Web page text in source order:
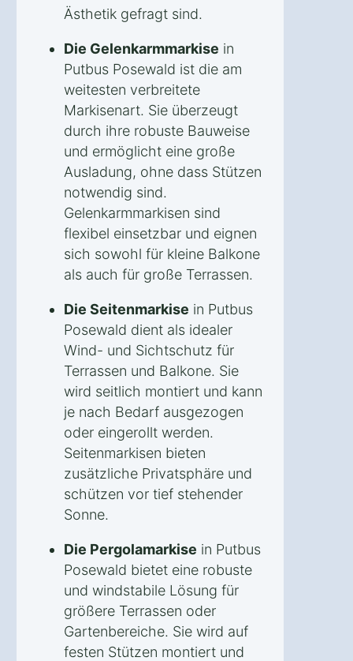
Ästhetik gefragt sind.
Die Gelenkarmmarkise in
Putbus Posewald ist die am
weitesten verbreitete
Markisenart. Sie überzeugt
durch ihre robuste Bauweise
und ermöglicht eine große
Ausladung, ohne dass Stützen
notwendig sind.
Gelenkarmmarkisen sind
flexibel einsetzbar und eignen
sich sowohl für kleine Balkone
als auch für große Terrassen.
Die Seitenmarkise in Putbus
Posewald dient als idealer
Wind- und Sichtschutz für
Terrassen und Balkone. Sie
wird seitlich montiert und kann
je nach Bedarf ausgezogen
oder eingerollt werden.
Seitenmarkisen bieten
zusätzliche Privatsphäre und
schützen vor tief stehender
Sonne.
Die Pergolamarkise in Putbus
Posewald bietet eine robuste
und windstabile Lösung für
größere Terrassen oder
Gartenbereiche. Sie wird auf
festen Stützen montiert und